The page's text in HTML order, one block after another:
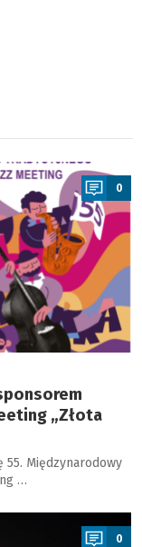
0
„Złota
55. Międzynarodowy
…
0